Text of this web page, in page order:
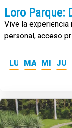
Loro Parque:
Vive la experiencia
personal, acceso
LU
MA MI JU